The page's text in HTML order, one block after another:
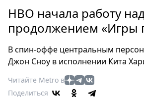
Россия
Мир
Еда
Туризм
Мода
HBO начала работу
продолжением «Игры
В спин-оффе центральным
Джон Сноу в исполнении Кита
Читайте Metro в
Поделиться